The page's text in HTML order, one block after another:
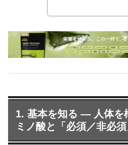
を
1. 基本を知る — 人体を
ミノ酸と「必須／非必